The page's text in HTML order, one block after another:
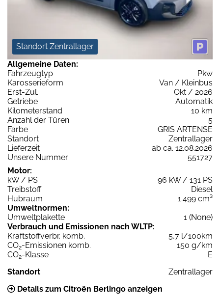
Standort Zentrallager
Allgemeine Daten:
Fahrzeugtyp
Pkw
Karosserieform
Van / Kleinbus
Erst-Zul.
Okt / 2026
Getriebe
Automatik
Kilometerstand
10 km
Anzahl der Türen
5
Farbe
GRIS ARTENSE
Standort
Zentrallager
Lieferzeit
ab ca. 12.08.2026
Unsere Nummer
551727
Motor:
kW / PS
96 kW / 131 PS
Treibstoff
Diesel
Hubraum
1.499 cm³
Umweltnormen:
Umweltplakette
1 (None)
Verbrauch und Emissionen nach WLTP:
Kraftstoffverbr. komb.
5,7 l/100km
CO2-Emissionen komb.
150 g/km
CO2-Klasse
E
Standort
Zentrallager
Details zum Citroën Berlingo anzeigen